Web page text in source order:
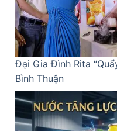
Đại Gia Đình Rita
Bình Thuận